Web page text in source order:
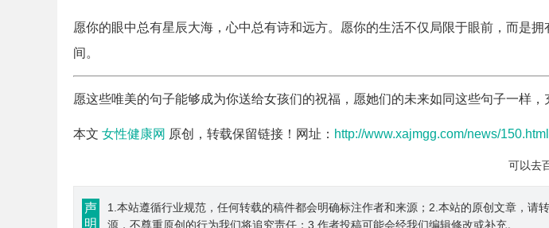
愿你的眼中总有星辰大海，心中总有诗和远方。愿你的生活不仅局限于眼前，而是
间。
愿这些唯美的句子能够成为你送给女孩们的祝福，愿她们的未来如同这些句子一样，
本文 女性健康网 原创，转载保留链接！网址： http://www.xajmgg.com/news/150.html
可以去
声
明
1.本站遵循行业规范，任何转载的稿件都会明确标注作者和来源；2.本站的原创文章，请
源，不尊重原创的行为我们将追究责任；3.作者投稿可能会经我们编辑修改或补充。